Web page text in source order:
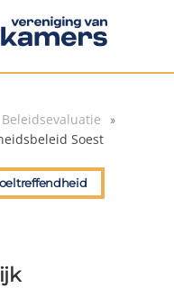
gaan
Beleidsevaluatie
Soest